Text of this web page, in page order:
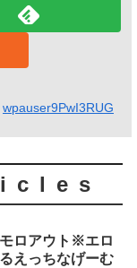
wpauser9PwI3RUG
ロアウト※エロ
えっちなげーむ